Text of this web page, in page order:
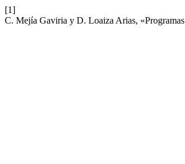
[1]
C. Mejía Gaviria y D. Loaiza Arias,